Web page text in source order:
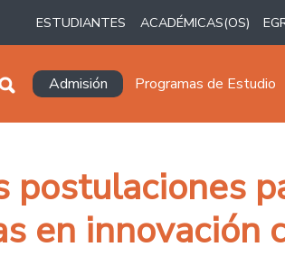
ESTUDIANTES ACADÉMICAS(OS)
Navegación principal
Admisión Programas de Estudio
postulaciones
en innovación